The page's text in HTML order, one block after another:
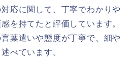
応に関して、丁寧でわかりや
を持てたと評価しています。
葉遣いや態度が丁寧で、細や
べています。